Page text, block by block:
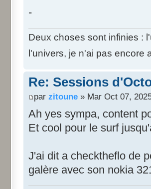
-
Deux choses sont infinies :
l'univers, je n'ai pas encore
Re: Sessions
par zitoune » Mar Oct 07,
Ah yes sympa, content
Et cool pour le surf
J'ai dit a checktheflo de
galère avec son nokia